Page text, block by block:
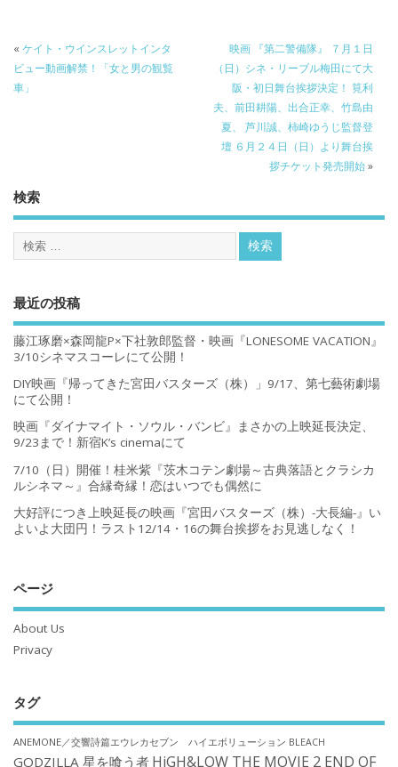
« ケイト・ウインスレットインタ
ビュー動画解禁！「女と男の観覧
車」
映画 『第二警備隊』 ７月１日
（日）シネ・リーブル梅田にて大
阪・初日舞台挨拶決定！ 筧利
夫、前田耕陽、出合正幸、竹島由
夏、 芦川誠、柿崎ゆうじ監督登
壇 ６月２４日（日）より舞台挨
拶チケット発売開始»
検索
最近の投稿
藤江琢磨×森岡龍P×下社敦郎監督・映画『LONESOME VACATION』
3/10シネマスコーレにて公開！
DIY映画『帰ってきた宮田バスターズ（株）」9/17、第七藝術劇場
にて公開！
映画『ダイナマイト・ソウル・バンビ』まさかの上映延長決定、
9/23まで！新宿K’s cinemaにて
7/10（日）開催！桂米紫『茨木コテン劇場～古典落語とクラシカ
ルシネマ～』合縁奇縁！恋はいつでも偶然に
大好評につき上映延長の映画『宮田バスターズ（株）-大長編-』い
よいよ大団円！ラスト12/14・16の舞台挨拶をお見逃しなく！
ページ
About Us
Privacy
タグ
ANEMONE／交響詩篇エウレカセブン ハイエボリューション BLEACH
GODZILLA 星を喰う者 HiGH&LOW THE MOVIE 2 END OF